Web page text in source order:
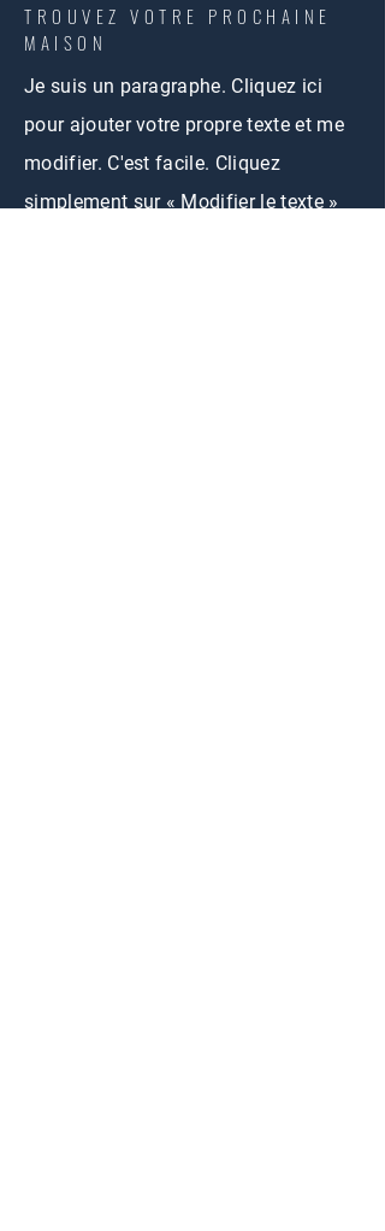
TROUVEZ VOTRE PROCHAINE
MAISON
Je suis un paragraphe. Cliquez ici
pour ajouter votre propre texte et me
modifier. C'est facile. Cliquez
simplement sur « Modifier le texte »